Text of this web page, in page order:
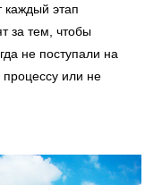
каждый этап
за тем, чтобы
не поступали на
или не